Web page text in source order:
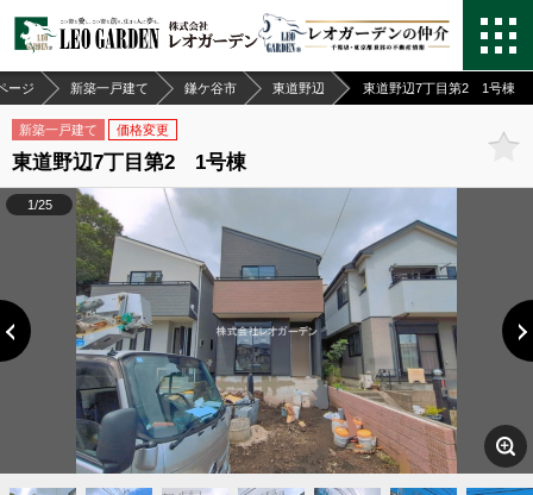
ージ 新築一戸建て 鎌ケ谷市 東道野辺 東道野辺7丁目第2 1号棟
新築一戸建て 価格変更
東道野辺7丁目第2 1号棟
1/25